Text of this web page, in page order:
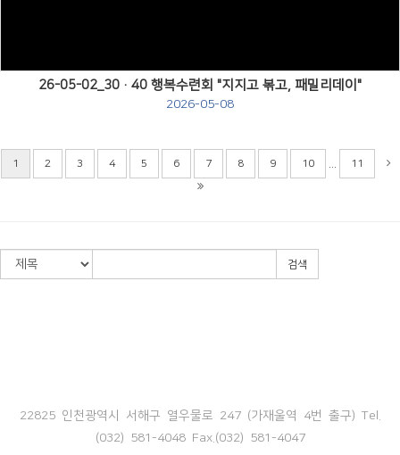
26-05-02_30·40 행복수련회 "지지고 볶고, 패밀리데이"
2026-05-08
1 2 3 4 5 6 7 8 9 10 11
검색
22825 인천광역시 서해구 열우물로 247 (가재울역 4번 출구) Tel.
(032) 581-4048 Fax.(032) 581-4047